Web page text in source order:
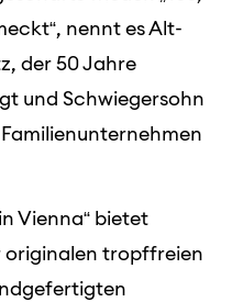
nennt es Alt-
der 50 Jahre
und Schwiegersohn
Vienna“ bietet
originalen tropffreien